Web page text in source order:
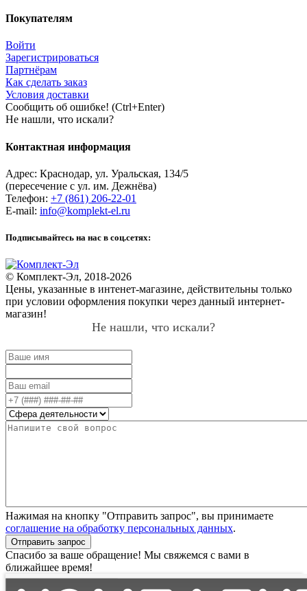
Покупателям
Войти
Зарегистрироваться
Партнёрам
Как сделать заказ
Условия доставки
Сообщить об ошибке! (Ctrl+Enter)
Не нашли, что искали?
Контактная информация
Адрес: Краснодар, ул. Уральская, 134/5
(пересечение с ул. им. Дежнёва)
Телефон: +7 (861) 206-22-01
E-mail: info@komplekt-el.ru
Подписывайтесь на нас в соц.сетях:
© Комплект-Эл, 2018-2026
Цены, указанные в интенет-магазине, действительны только
при условии оформления покупки через данный интернет-
магазин!
Не нашли, что искали?
Нажимая на кнопку "Отправить запрос", вы принимаете
соглашение на обработку персональных данных.
Отправить запрос
Спасибо за ваше обращение! Мы свяжемся с вами в
ближайшее время!